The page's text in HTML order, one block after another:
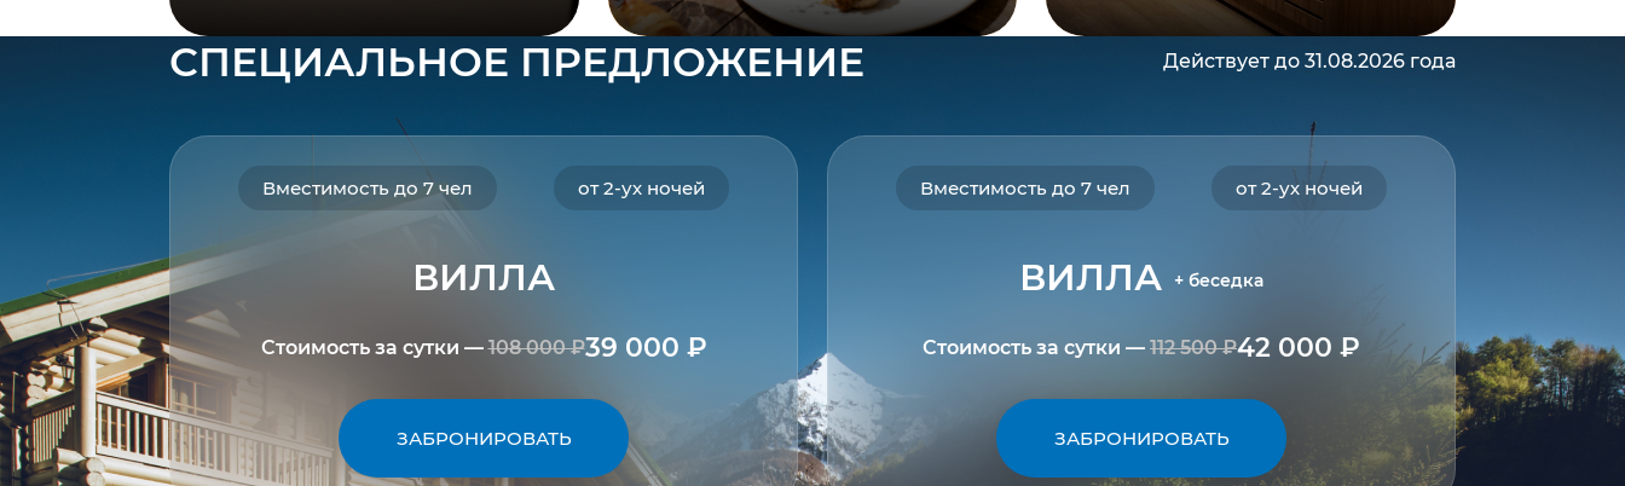
СПЕЦИАЛЬНОЕ ПРЕДЛОЖЕНИЕ Действует до 31.08.2026 года
Вместимость до 7 чел от 2-ух ночей
ВИЛЛА
Стоимость за сутки —108 000 ₽39 000 ₽
ЗАБРОНИРОВАТЬ
Вместимость до 7 чел от 2-ух ночей
ВИЛЛА + беседка
Стоимость за сутки — 112 500 ₽42 000 ₽
ЗАБРОНИРОВАТЬ